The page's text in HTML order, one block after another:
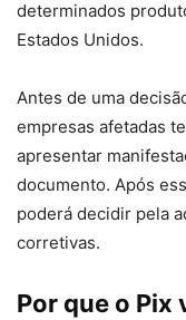
determinados
Estados Unidos.
Antes de uma
empresas afetadas
apresentar
documento. Após
poderá decidir pela
corretivas.
Por que o Pix